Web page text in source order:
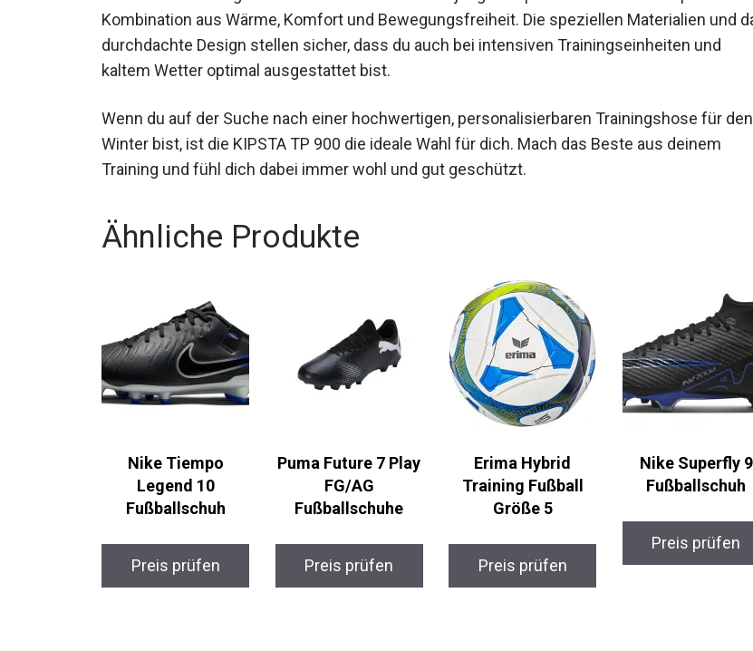
Kombination aus Wärme, Komfort und Bewegungsfreiheit. Die speziellen Materialien und
das durchdachte Design stellen sicher, dass du auch bei intensiven Trainingseinheiten und
kaltem Wetter optimal ausgestattet bist.
Wenn du auf der Suche nach einer hochwertigen, personalisierbaren Trainingshose für den
Winter bist, ist die KIPSTA TP 900 die ideale Wahl für dich. Mach das Beste aus deinem
Training und fühl dich dabei immer wohl und gut geschützt.
Ähnliche Produkte
Nike Tiempo
Legend 10
Fußballschuh
Preis prüfen
Puma Future 7 Play
FG/AG
Fußballschuhe
Preis prüfen
Erima Hybrid
Training Fußball
Größe 5
Preis prüfen
Nike Superfly 9
Fußballschuh
Preis prüfen